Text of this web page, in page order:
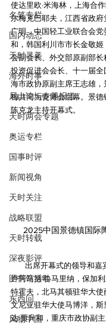
名笔专栏
国内动态
天时寻美
海外时事
尼山论坛专题报道
天时两会专题
奥运专栏
国事时评
新闻视角
天时关注
战略联盟
天时转载
深夜影评
图书馆活动
东西问
风物中国
使达里欧·米海林，上海合
尔梅克巴耶夫，江西省政
广明，中国轻工业联合会
和，韩国利川市市长金敬
会副会长、外交部原副部长
投资促进会会长、十一届
海市政协原副主席王志雄
梅共同为瓷博会启幕。景
陈克龙主持开幕式。
2025中国景德镇国际
出席开幕式的领导和嘉
卢阿马努韦·马里纳，保加
特霍夫，北马其顿驻华大使
文尼亚驻华大使马博洋，
达·贾升和，重庆市政协副